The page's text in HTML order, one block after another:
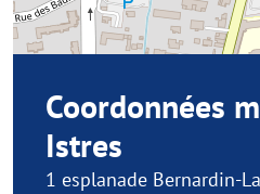
Coordonnées
Istres
1 esplanade Bernardin-